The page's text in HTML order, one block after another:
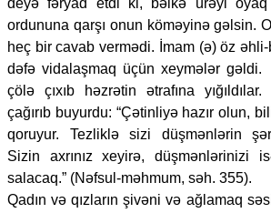
deyə fəryad etdi ki, bəlkə ürəyi
ordununa qarşı onun köməyinə gəlsin.
heç bir cavab vermədi. İmam (ə) öz
dəfə vidalaşmaq üçün xeymələr gəldi.
çölə çıxıb həzrətin ətrafına
çağırıb buyurdu: “Çətinliyə hazır olun,
qoruyur. Tezliklə sizi düşmənlərin
Sizin axrınız xeyirə, düşmənlərinizi
salacaq.” (Nəfsul-məhmum, səh. 355).
Qadın və qızların şivəni və ağlamaq